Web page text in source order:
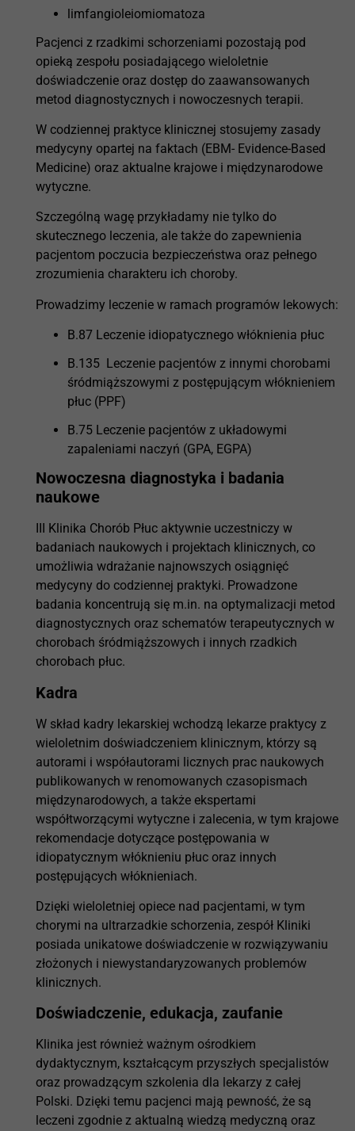
limfangioleiomiomatoza
Pacjenci z rzadkimi schorzeniami pozostają pod
opieką zespołu posiadającego wieloletnie
doświadczenie oraz dostęp do zaawansowanych
metod diagnostycznych i nowoczesnych terapii.
W codziennej praktyce klinicznej stosujemy zasady
medycyny opartej na faktach (EBM- Evidence-Based
Medicine) oraz aktualne krajowe i międzynarodowe
wytyczne.
Szczególną wagę przykładamy nie tylko do
skutecznego leczenia, ale także do zapewnienia
pacjentom poczucia bezpieczeństwa oraz pełnego
zrozumienia charakteru ich choroby.
Prowadzimy leczenie w ramach programów lekowych:
B.87 Leczenie idiopatycznego włóknienia płuc
B.135 Leczenie pacjentów z innymi chorobami
śródmiąższowymi z postępującym włóknieniem
płuc (PPF)
B.75 Leczenie pacjentów z układowymi
zapaleniami naczyń (GPA, EGPA)
Nowoczesna diagnostyka i badania
naukowe
III Klinika Chorób Płuc aktywnie uczestniczy w
badaniach naukowych i projektach klinicznych, co
umożliwia wdrażanie najnowszych osiągnięć
medycyny do codziennej praktyki. Prowadzone
badania koncentrują się m.in. na optymalizacji metod
diagnostycznych oraz schematów terapeutycznych w
chorobach śródmiąższowych i innych rzadkich
chorobach płuc.
Kadra
W skład kadry lekarskiej wchodzą lekarze praktycy z
wieloletnim doświadczeniem klinicznym, którzy są
autorami i współautorami licznych prac naukowych
publikowanych w renomowanych czasopismach
międzynarodowych, a także ekspertami
współtworzącymi wytyczne i zalecenia, w tym krajowe
rekomendacje dotyczące postępowania w
idiopatycznym włóknieniu płuc oraz innych
postępujących włóknieniach.
Dzięki wieloletniej opiece nad pacjentami, w tym
chorymi na ultrarzadkie schorzenia, zespół Kliniki
posiada unikatowe doświadczenie w rozwiązywaniu
złożonych i niewystandaryzowanych problemów
klinicznych.
Doświadczenie, edukacja, zaufanie
Klinika jest również ważnym ośrodkiem
dydaktycznym, kształcącym przyszłych specjalistów
oraz prowadzącym szkolenia dla lekarzy z całej
Polski. Dzięki temu pacjenci mają pewność, że są
leczeni zgodnie z aktualną wiedzą medyczną oraz